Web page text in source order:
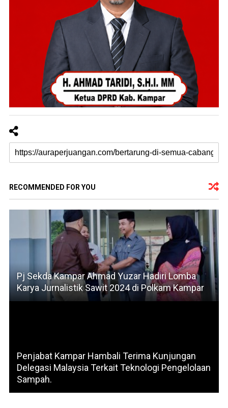
RECOMMENDED FOR YOU
Pj Sekda Kampar Ahmad Yuzar Hadiri Lomba
Karya Jurnalistik Sawit 2024 di Polkam Kampar
Penjabat Kampar Hambali Terima Kunjungan
Delegasi Malaysia Terkait Teknologi Pengelolaan
Sampah.